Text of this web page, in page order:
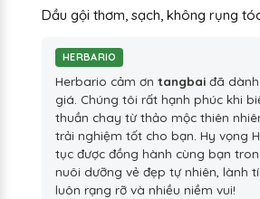
Dầu gội thơm, sạch, không rụng
HERBARIO
Herbario cảm ơn tangbai đã
giá. Chúng tôi rất hạnh phúc khi
thuần chay từ thảo mộc thiên
trải nghiệm tốt cho bạn. Hy vọng
tục được đồng hành cùng bạn
nuôi dưỡng vẻ đẹp tự nhiên, lành
luôn rạng rỡ và nhiều niềm vui!